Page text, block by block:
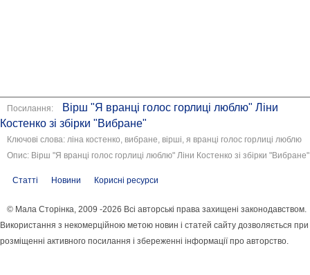
Посилання:
Вірш "Я вранці голос горлиці люблю" Ліни
Костенко зі збірки "Вибране"
Ключові слова: ліна костенко, вибране, вірші, я вранці голос горлиці люблю
Опис: Вірш "Я вранці голос горлиці люблю" Ліни Костенко зі збірки "Вибране"
Статті Новини Корисні ресурси
© Мала Сторінка, 2009 -2026 Всі авторські права захищені законодавством.
Використання з некомерційною метою новин і статей сайту дозволяється при
розміщенні активного посилання і збереженні інформації про авторство.